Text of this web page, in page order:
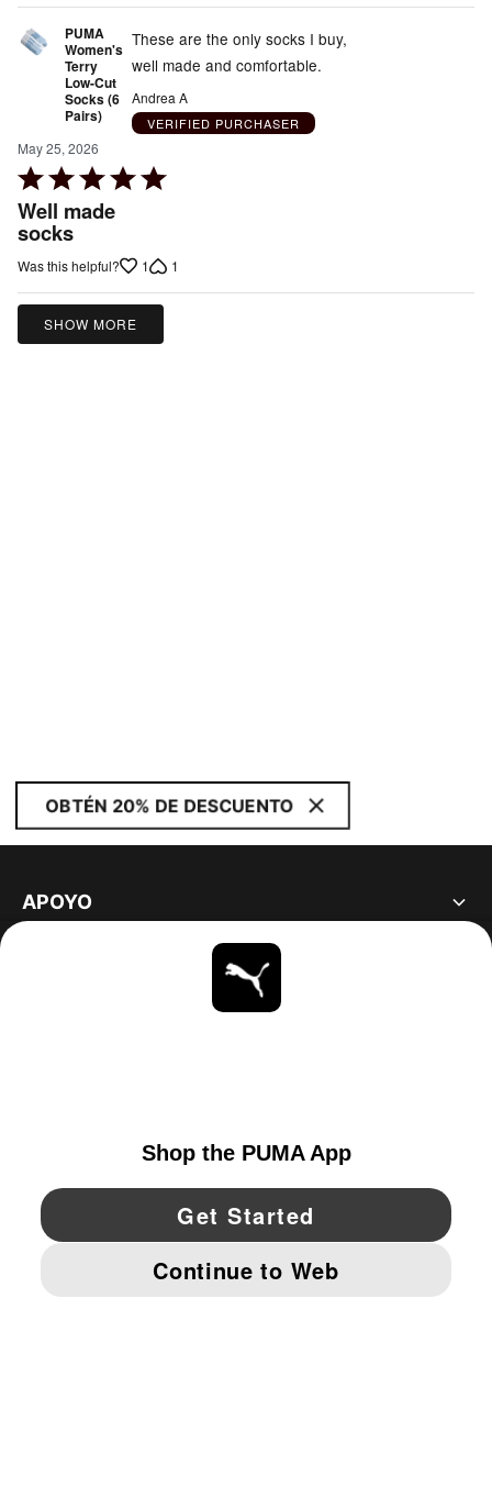
PUMA
Women's
Terry
Low-Cut
Socks (6
Pairs)
May 25, 2026
Rated
5
out
Well made
socks
These are the only socks I buy,
well made and comfortable.
Andrea A
VERIFIED PURCHASER
Was this helpful? 1 1
SHOW MORE
OBTÉN 20% DE DESCUENTO
APOYO
YouTube Twitter Pinterest
IMPRINT AND LEGAL DATA